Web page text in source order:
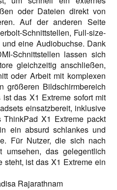
oder Dateien direkt von
Auf der anderen Seite
Schnittstellen, Full-size-
eine Audiobuchse. Dank
Schnittstellen lassen sich
gleichzeitig anschließen,
oder Arbeit mit komplexen
größeren Bildschirmbereich
das X1 Extreme sofort mit
einsatzbereit, inklusive
ThinkPad X1 Extreme packt
ein absurd schlankes und
Für Nutzer, die sich nach
umsehen, das gelegentlich
steht, ist das X1 Extreme ein
Rajarathnam